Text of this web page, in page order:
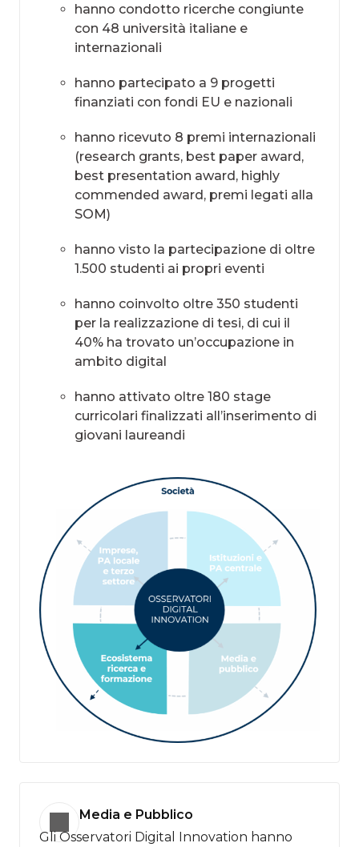
hanno condotto ricerche congiunte
con 48 università italiane e
internazionali​
hanno partecipato a 9 progetti
finanziati con fondi EU e nazionali​
hanno ricevuto 8 premi internazionali
(research grants, best paper award,
best presentation award, highly
commended award, premi legati alla
SOM)​
hanno visto la partecipazione di oltre
1.500 studenti ai propri eventi
hanno coinvolto oltre 350 studenti
per la realizzazione di tesi, di cui il
40% ha trovato un’occupazione in
ambito digital
hanno attivato oltre 180 stage
curricolari finalizzati all’inserimento di
giovani laureandi
Media e Pubblico
Gli Osservatori Digital Innovation hanno